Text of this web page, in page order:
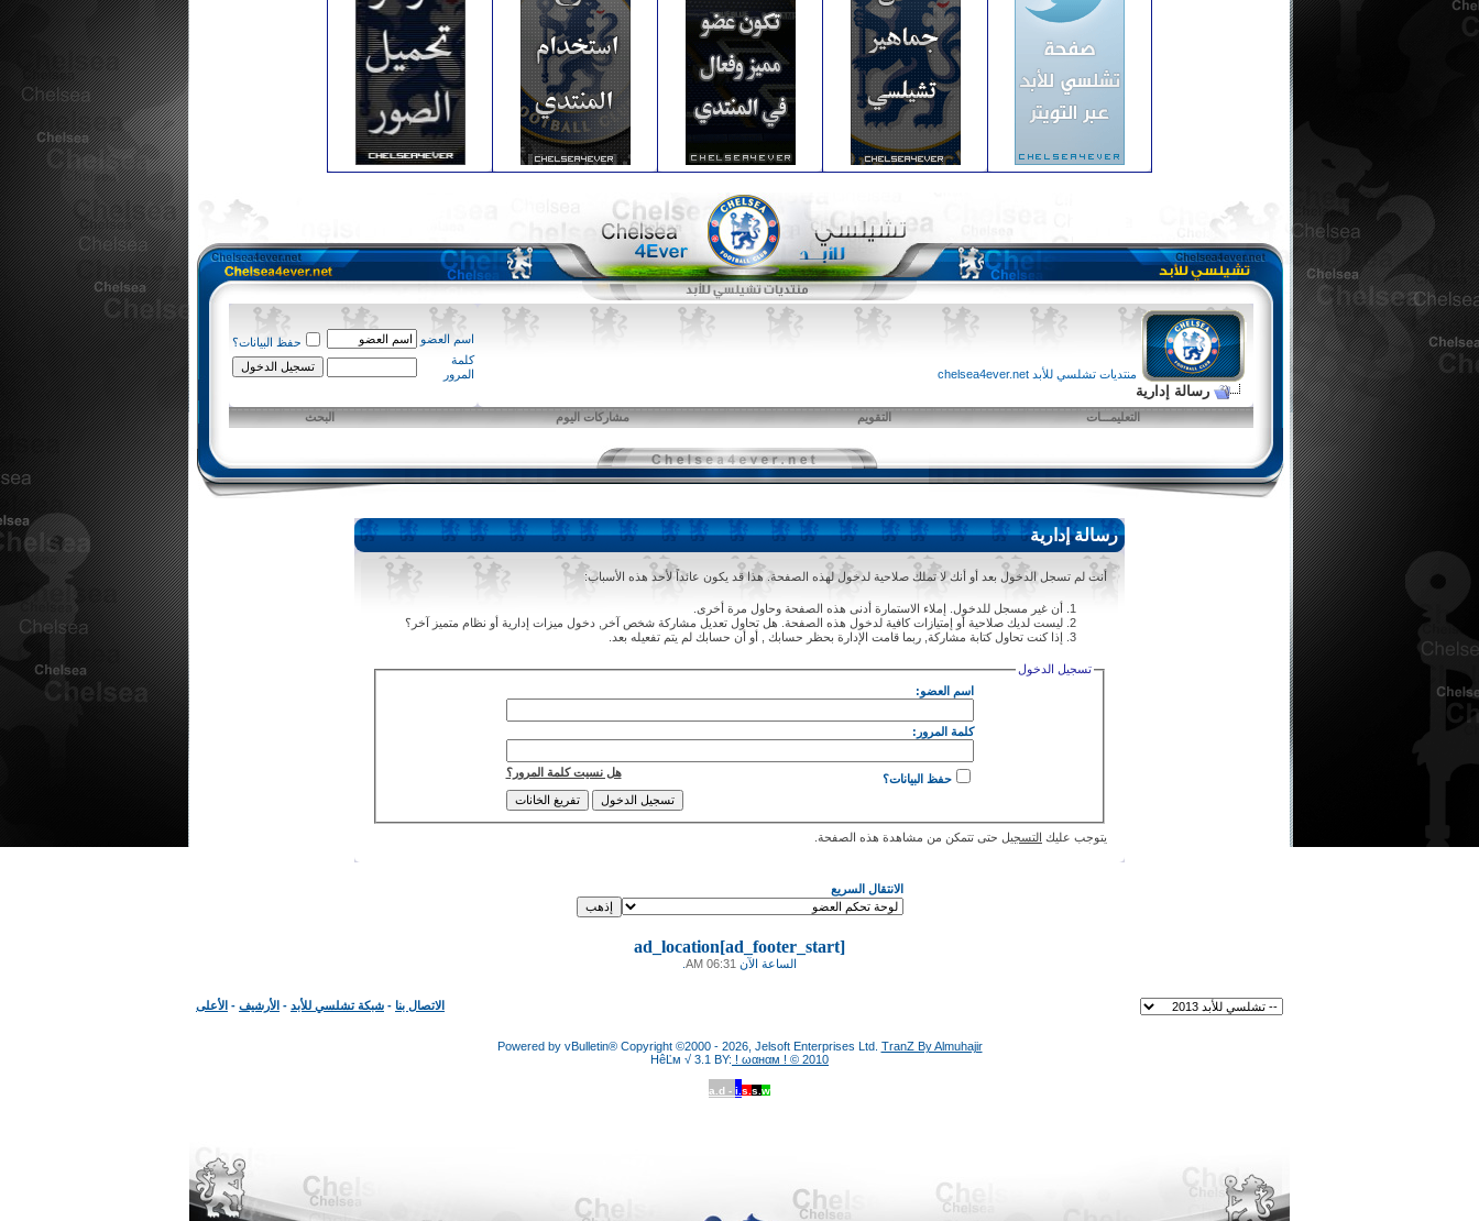
منتديات تشلسي للأبد chelsea4ever.net
رسالة إدارية
اسم العضو
حفظ البيانات؟
كلمة
المرور
التعليمـــات التقويم مشاركات اليوم البحث
رسالة إدارية
أنت لم تسجل الدخول بعد أو أنك لا تملك صلاحية لدخول لهذه الصفحة. هذا قد يكون عائداً لأحد هذه الأسباب:
أن غير مسجل للدخول. إملاء الاستمارة أدنى هذه الصفحة وحاول مرة أخرى.
ليست لديك صلاحية أو إمتيازات كافية لدخول هذه الصفحة. هل تحاول تعديل مشاركة شخص آخر, دخول ميزات إدارية أو نظام متميز آخر؟
إذا كنت تحاول كتابة مشاركة, ربما قامت الإدارة بحظر حسابك , أو أن حسابك لم يتم تفعيله بعد.
تسجيل الدخول
اسم العضو:
كلمة المرور:
هل نسيت كلمة المرور؟ حفظ البيانات؟
يتوجب عليك التسجيل حتى تتمكن من مشاهدة هذه الصفحة.
الانتقال السريع
ad_location[ad_footer_start]
الساعة الآن 06:31 AM
الاتصال بنا - شبكة تشلسي للأبد - الأرشيف - الأعلى
Powered by vBulletin® Copyright ©2000 - 2026, Jelsoft Enterprises Ltd. TranZ By Almuhajir
HêĽм √ 3.1 BY: ! ωαнαм ! © 2010
a.d - i. s. s. w